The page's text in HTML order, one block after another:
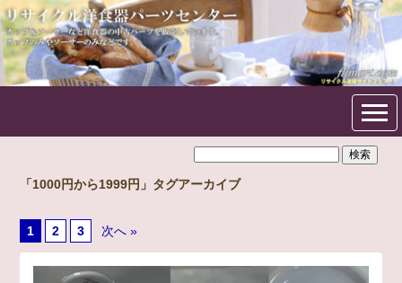
フリマート洋食器パーツセン
ター
「1000円から1999円」タグアーカイブ
1 2 3 次へ »